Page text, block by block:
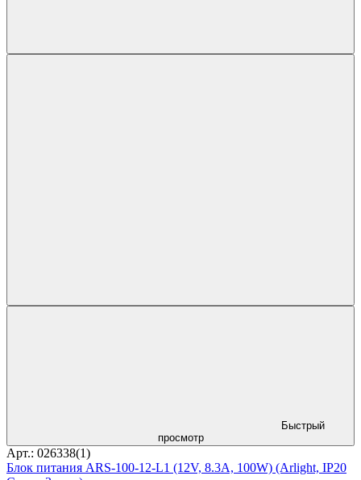
Быстрый
просмотр
Арт.: 026338(1)
Блок питания ARS-100-12-L1 (12V, 8.3A, 100W) (Arlight, IP20